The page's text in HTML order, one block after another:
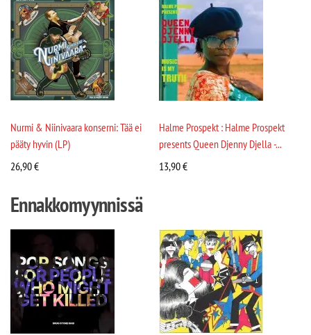
Nurmi & Niinivaara konserni: Tää ei
pääty hyvin (LP)
26,90€
Halme Prospekt : Halme Prospekt
presents Queen Djenny Djella -...
13,90€
Ennakkomyynnissä